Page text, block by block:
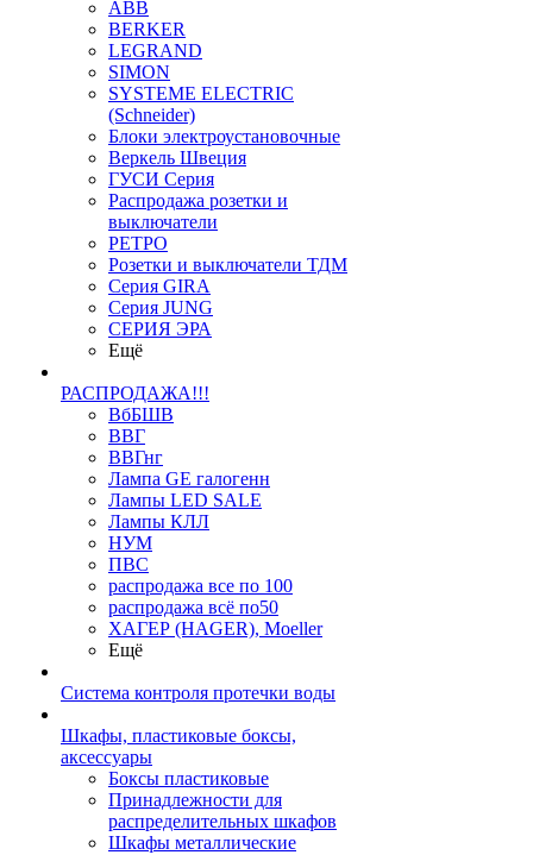
ABB
BERKER
LEGRAND
SIMON
SYSTEME ELECTRIC
(Schneider)
Блоки электроустановочные
Веркель Швеция
ГУСИ Серия
Распродажа розетки и
выключатели
РЕТРО
Розетки и выключатели ТДМ
Серия GIRA
Серия JUNG
СЕРИЯ ЭРА
Ещё
РАСПРОДАЖА!!!
ВбБШВ
ВВГ
ВВГнг
Лампа GE галогенн
Лампы LED SALE
Лампы КЛЛ
НУМ
ПВС
распродажа все по 100
распродажа всё по50
ХАГЕР (HAGER), Moeller
Ещё
Система контроля протечки воды
Шкафы, пластиковые боксы,
аксессуары
Боксы пластиковые
Принадлежности для
распределительных шкафов
Шкафы металлические